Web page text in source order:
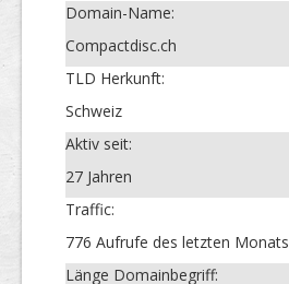
Domain-Name:
Compactdisc.ch
TLD Herkunft:
Schweiz
Aktiv seit:
27 Jahren
Traffic:
776 Aufrufe des letzten Monats
Länge Domainbegriff: